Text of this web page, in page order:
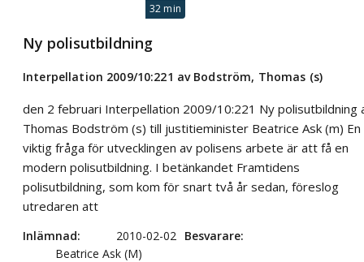
32 min
Ny polisutbildning
Interpellation 2009/10:221 av Bodström, Thomas (s)
den 2 februari Interpellation 2009/10:221 Ny polisutbildning
Thomas Bodström (s) till justitieminister Beatrice Ask (m) En
viktig fråga för utvecklingen av polisens arbete är att få en
modern polisutbildning. I betänkandet Framtidens
polisutbildning, som kom för snart två år sedan, föreslog
utredaren att
Inlämnad 2010-02-02
Besvarare
Beatrice Ask (M)